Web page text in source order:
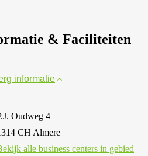
& Faciliteiten
informatie
Oudweg 4
CH Almere
alle business centers in gebied